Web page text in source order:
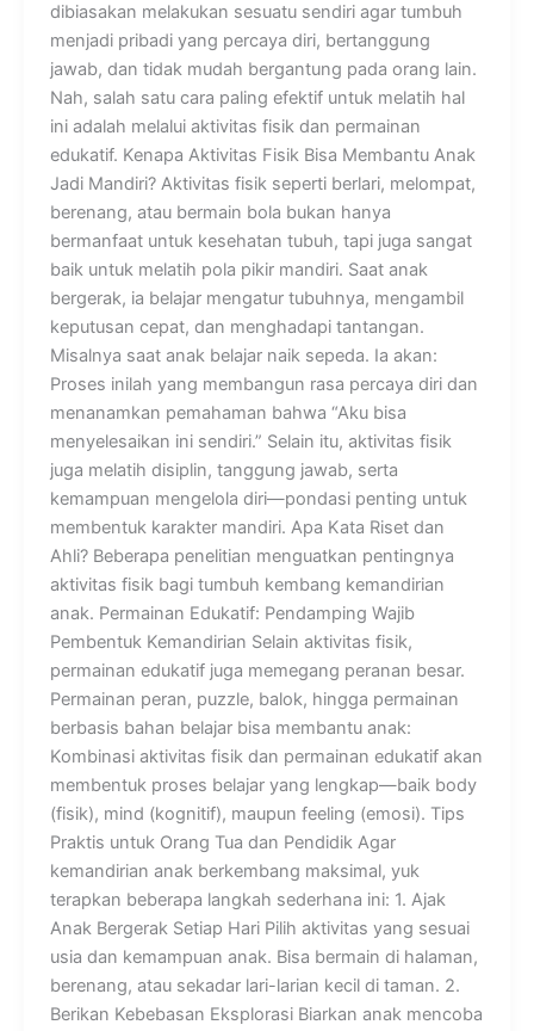
dibiasakan melakukan sesuatu sendiri agar tumbuh
menjadi pribadi yang percaya diri, bertanggung
jawab, dan tidak mudah bergantung pada orang lain.
Nah, salah satu cara paling efektif untuk melatih hal
ini adalah melalui aktivitas fisik dan permainan
edukatif. Kenapa Aktivitas Fisik Bisa Membantu Anak
Jadi Mandiri? Aktivitas fisik seperti berlari, melompat,
berenang, atau bermain bola bukan hanya
bermanfaat untuk kesehatan tubuh, tapi juga sangat
baik untuk melatih pola pikir mandiri. Saat anak
bergerak, ia belajar mengatur tubuhnya, mengambil
keputusan cepat, dan menghadapi tantangan.
Misalnya saat anak belajar naik sepeda. Ia akan:
Proses inilah yang membangun rasa percaya diri dan
menanamkan pemahaman bahwa “Aku bisa
menyelesaikan ini sendiri.” Selain itu, aktivitas fisik
juga melatih disiplin, tanggung jawab, serta
kemampuan mengelola diri—pondasi penting untuk
membentuk karakter mandiri. Apa Kata Riset dan
Ahli? Beberapa penelitian menguatkan pentingnya
aktivitas fisik bagi tumbuh kembang kemandirian
anak. Permainan Edukatif: Pendamping Wajib
Pembentuk Kemandirian Selain aktivitas fisik,
permainan edukatif juga memegang peranan besar.
Permainan peran, puzzle, balok, hingga permainan
berbasis bahan belajar bisa membantu anak:
Kombinasi aktivitas fisik dan permainan edukatif akan
membentuk proses belajar yang lengkap—baik body
(fisik), mind (kognitif), maupun feeling (emosi). Tips
Praktis untuk Orang Tua dan Pendidik Agar
kemandirian anak berkembang maksimal, yuk
terapkan beberapa langkah sederhana ini: 1. Ajak
Anak Bergerak Setiap Hari Pilih aktivitas yang sesuai
usia dan kemampuan anak. Bisa bermain di halaman,
berenang, atau sekadar lari-larian kecil di taman. 2.
Berikan Kebebasan Eksplorasi Biarkan anak mencoba